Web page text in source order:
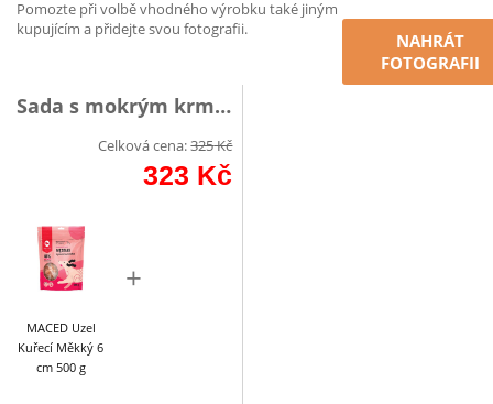
Pomozte při volbě vhodného výrobku také jiným
kupujícím a přidejte svou fotografii.
NAHRÁT
FOTOGRAFII
Sada s mokrým krmivo
Celková cena:325Kč
323 Kč
MACED Uzel
Kuřecí Měkký 6
cm 500 g
+